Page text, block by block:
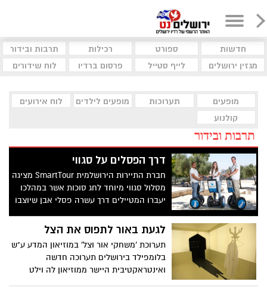
חדשות ספורט רכילות
תרבות ובידור
מגזין ירושלים
לייף סטייל פרסום ברדיו לוח שידורים
מופעים תערוכות מופעים לילדים
לוח אירועים
קולנוע
תרבות ובידור
דרך הפסלים על סגווי
חברת התיירות הירושלמית SmartTour מציגה
מסלול סגווי מיוחד לחג סוכות אשר במהלכו
יעברו המטיילים דרך עשרה פסלי אבן שיוצבו
יוצבו במסגרת הסימפוזיון הבינלאומי הראשון
לגעת באור לתפוס את הצל
תערוכת 'משחקי אור וצל' במוזיאון המדע ע"ש
בלומפילד בירושלים תערוכה חדשה
ואינטראקטיבית היישר ממוזיאון לה וילט